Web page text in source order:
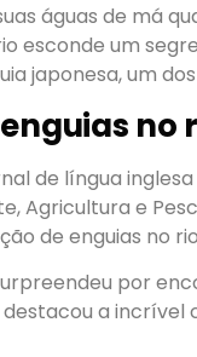
águas de má
esconde um
japonesa, um
no
de língua
Agricultura e
de enguias no
por
a incrível